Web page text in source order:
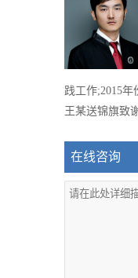
践工作;2015
王某送锦旗致
在线咨询